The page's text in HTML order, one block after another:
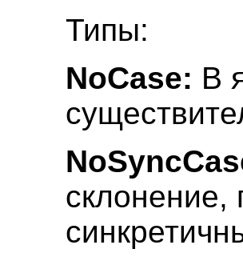
Типы:
NoCase: В
склонение,